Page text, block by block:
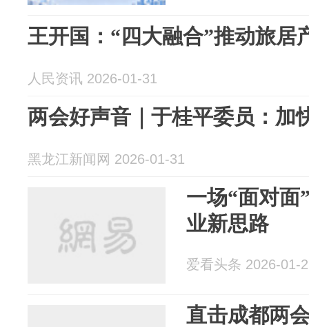
王开国：“四大融合”推动旅居
人民资讯 2026-01-31
两会好声音｜于桂平委员：加
黑龙江新闻网 2026-01-31
一场“面对面
业新思路
爱看头条 2026-01-
直击成都两